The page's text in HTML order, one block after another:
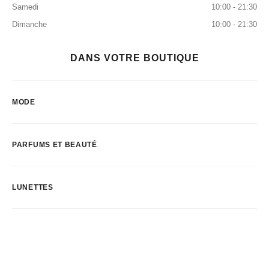
Samedi
10:00 - 21:30
Dimanche
10:00 - 21:30
DANS VOTRE BOUTIQUE
MODE
PARFUMS ET BEAUTÉ
LUNETTES